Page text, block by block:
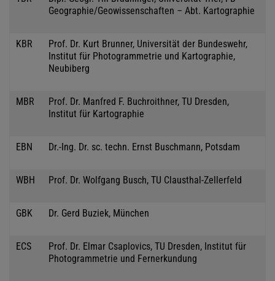
Geographie/Geowissenschaften – Abt. Kartographie
KBR
Prof. Dr. Kurt Brunner, Universität der Bundeswehr,
Institut für Photogrammetrie und Kartographie,
Neubiberg
MBR
Prof. Dr. Manfred F. Buchroithner, TU Dresden,
Institut für Kartographie
EBN Dr.-Ing. Dr. sc. techn. Ernst Buschmann, Potsdam
WBH Prof. Dr. Wolfgang Busch, TU Clausthal-Zellerfeld
GBK Dr. Gerd Buziek, München
ECS
Prof. Dr. Elmar Csaplovics, TU Dresden, Institut für
Photogrammetrie und Fernerkundung